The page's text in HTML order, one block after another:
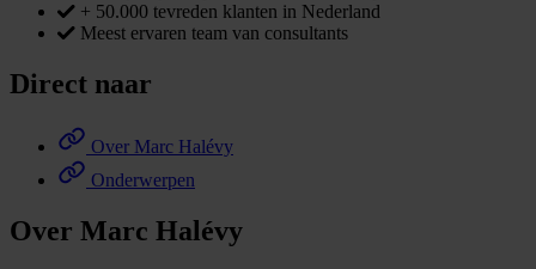
+ 50.000 tevreden klanten in Nederland
Meest ervaren team van consultants
Direct naar
Over Marc Halévy
Onderwerpen
Over Marc Halévy